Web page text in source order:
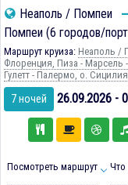
Неаполь / Помпеи
Помпеи (6 городов/
Маршрут круиза: Неаполь /
Флоренция, Пиза - Марсель
Гулетт - Палермо, о.
7 ночей 26.09.2026 -
Посмотреть маршрут Что